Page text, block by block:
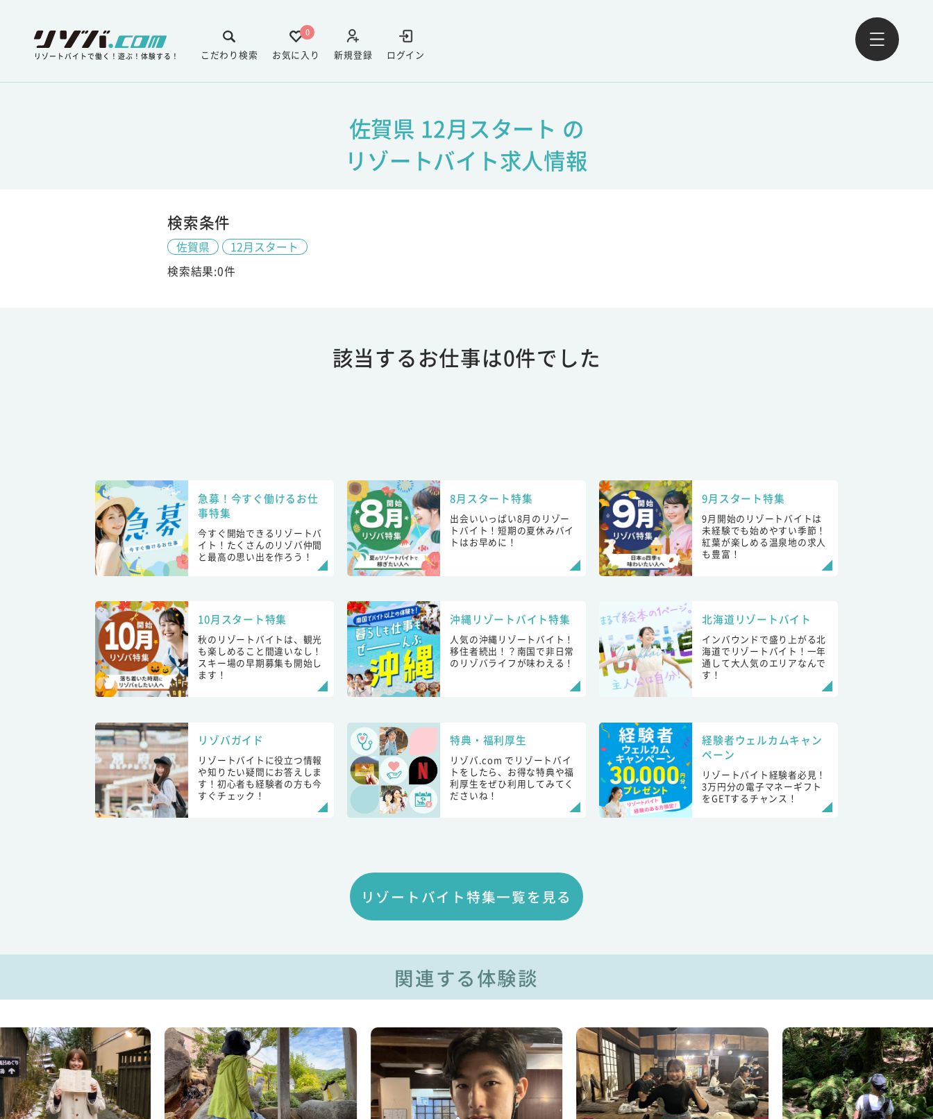
リゾートバイトで働く！遊ぶ！体験する！ ログイン
新規登録
0
お気に入り
こだわり検索
佐賀県 12月スタート の
リゾートバイト求人情報
検索条件
佐賀県
12月スタート
検索結果:0件
該当するお仕事は0件でした
急募！今すぐ働けるお仕
事特集
今すぐ開始できるリゾートバ
イト！たくさんのリゾバ仲間
と最高の思い出を作ろう！
8月スタート特集
出会いいっぱい8月のリゾー
トバイト！短期の夏休みバイ
トはお早めに！
9月スタート特集
9月開始のリゾートバイトは
未経験でも始めやすい季節！
紅葉が楽しめる温泉地の求人
も豊富！
10月スタート特集
秋のリゾートバイトは、観光
も楽しめること間違いなし！
スキー場の早期募集も開始し
ます！
沖縄リゾートバイト特集
人気の沖縄リゾートバイト！
移住者続出！？南国で非日常
のリゾバライフが味わえる！
北海道リゾートバイト
インバウンドで盛り上がる北
海道でリゾートバイト！一年
通して大人気のエリアなんで
す！
リゾバガイド
リゾートバイトに役立つ情報
や知りたい疑問にお答えしま
す！初心者も経験者の方も今
すぐチェック！
特典・福利厚生
リゾバ.com でリゾートバイ
トをしたら、お得な特典や福
利厚生をぜひ利用してみてく
ださいね！
経験者ウェルカムキャン
ペーン
リゾートバイト経験者必見！
3万円分の電子マネーギフト
をGETするチャンス！
リゾートバイト特集一覧を見る
関連する体験談